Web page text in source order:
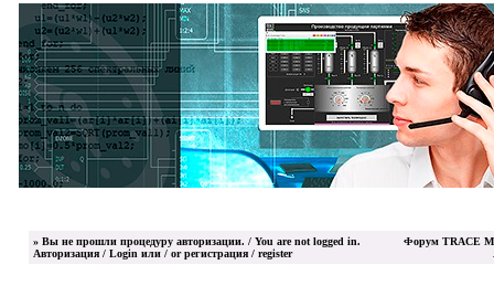
» Вы не прошли процедуру авторизации. / You are not logged in.
Авторизация / Login или / orрегистрация / register
Форум TRACE